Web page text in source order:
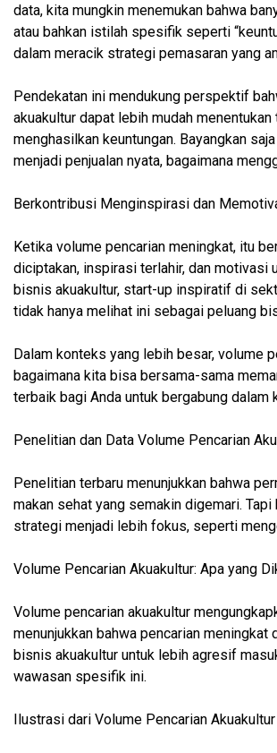
data, kita mungkin menemukan bahwa
atau bahkan istilah spesifik seperti
dalam meracik strategi pemasaran yang
Pendekatan ini mendukung perspektif
akuakultur dapat lebih mudah
menghasilkan keuntungan. Bayangkan
menjadi penjualan nyata, bagaimana
Berkontribusi Menginspirasi dan
Ketika volume pencarian meningkat, itu
diciptakan, inspirasi terlahir, dan motivasi
bisnis akuakultur, start-up inspiratif di
tidak hanya melihat ini sebagai peluang
Dalam konteks yang lebih besar, volume
bagaimana kita bisa bersama-sama
terbaik bagi Anda untuk bergabung dalam
Penelitian dan Data Volume Pencarian
Penelitian terbaru menunjukkan bahwa
makan sehat yang semakin digemari.
strategi menjadi lebih fokus, seperti
Volume Pencarian Akuakultur: Apa yang
Volume pencarian akuakultur
menunjukkan bahwa pencarian
bisnis akuakultur untuk lebih agresif
wawasan spesifik ini.
Ilustrasi dari Volume Pencarian Akuakultur